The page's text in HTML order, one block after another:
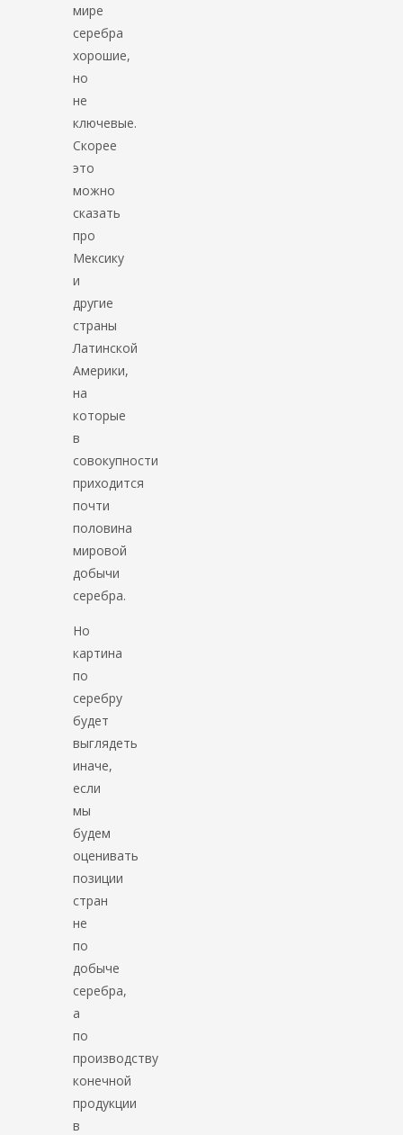
мире
серебра
хорошие,
но
не
ключевые.
Скорее
это
можно
сказать
про
Мексику
и
другие
страны
Латинской
Америки,
на
которые
в
совокупности
приходится
почти
половина
мировой
добычи
серебра.
Но
картина
по
серебру
будет
выглядеть
иначе,
если
мы
будем
оценивать
позиции
стран
не
по
добыче
серебра,
а
по
производству
конечной
продукции
в